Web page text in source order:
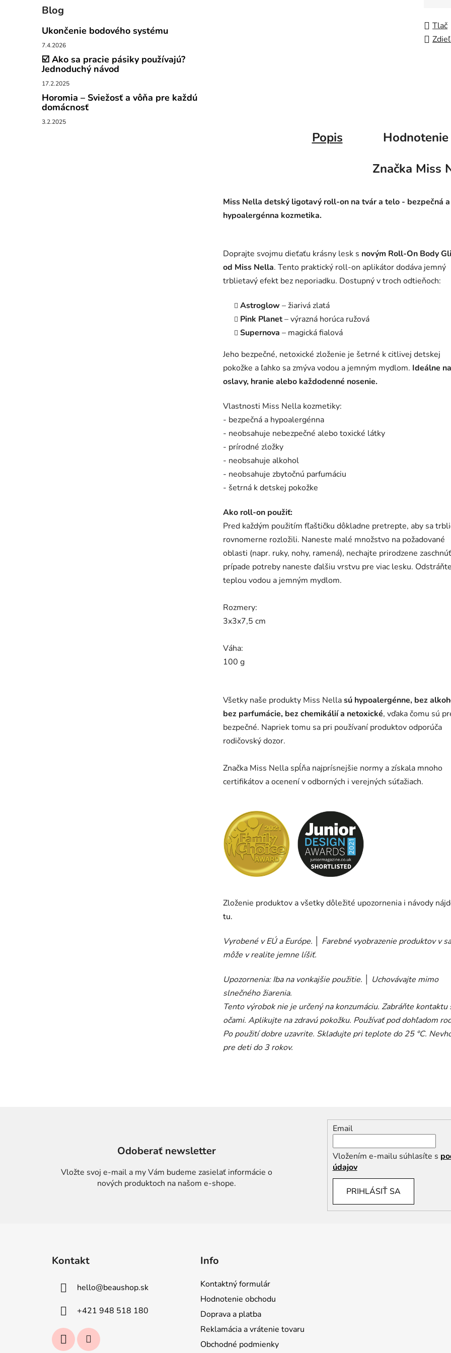
Blog
Ukončenie bodového systému
7.4.2026
☑️ Ako sa pracie pásiky používajú?
Jednoduchý návod
17.2.2025
Horomia – Sviežosť a vôňa pre každú
domácnosť
3.2.2025
Tlač
Popis Hodnotenie
Značka Miss
Miss Nella detský ligotavý roll-on na tvár a telo - bezpečná a
hypoalergénna kozmetika.
Doprajte svojmu dieťaťu krásny lesk s novým Roll-On Body
od Miss Nella. Tento praktický roll-on aplikátor dodáva jemný
trblietavý efekt bez neporiadku. Dostupný v troch odtieňoch:
Astroglow – žiarivá zlatá
Pink Planet– výrazná horúca ružová
Supernova – magická fialová
Jeho bezpečné, netoxické zloženie je šetrné k citlivej detskej
pokožke a ľahko sa zmýva vodou a jemným mydlom. Ideálne na
oslavy, hranie alebo každodenné nosenie.
Vlastnosti Miss Nella kozmetiky:
- bezpečná a hypoalergénna
- neobsahuje nebezpečné alebo toxické látky
- prírodné zložky
- neobsahuje alkohol
- neobsahuje zbytočnú parfumáciu
- šetrná k detskej pokožke
Ako roll-on použiť:
Pred každým použitím fľaštičku dôkladne pretrepte, aby sa
rovnomerne rozložili. Naneste malé množstvo na požadované
oblasti (napr. ruky, nohy, ramená), nechajte prirodzene
prípade potreby naneste ďalšiu vrstvu pre viac lesku. Odstráňte
teplou vodou a jemným mydlom.
Rozmery:
3x3x7,5 cm
Váha:
100 g
Všetky naše produkty Miss Nellasú hypoalergénne, bez
bez parfumácie, bez chemikálií a netoxické, vďaka čomu sú
bezpečné. Napriek tomu sa pri používaní produktov odporúča
rodičovský dozor.
Značka Miss Nella spĺňa najprísnejšie normy a získala mnoho
certifikátov a ocenení v odborných i verejných súťažiach.
Zloženie produktov a všetky dôležité upozornenia i návody
tu.
Vyrobené v EÚ a Európe.
Farebné vyobrazenie produktov v sa
môže v realite jemne líšiť.
Upozornenia: Iba na vonkajšie použitie. │ Uchovávajte mimo
slnečného žiarenia.
Tento výrobok nie je určený na konzumáciu. Zabráňte kontaktu
očami. Aplikujte na zdravú pokožku. Používať pod dohľadom
Po použití dobre uzavrite. Skladujte pri teplote do 25 °C.
pre deti do 3 rokov.
Odoberať newsletter
Vložte svoj e-mail a my Vám budeme zasielať informácie o
nových produktoch na našom e-shope.
Email
Vložením e-mailu súhlasíte s
údajov
PRIHLÁSIŤ SA
Kontakt
hello@beaushop.sk
+421 948 518 180
Info
Kontaktný formulár
Hodnotenie obchodu
Doprava a platba
Reklamácia a vrátenie tovaru
Obchodné podmienky